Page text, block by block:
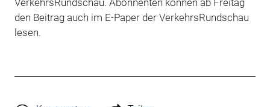
VerkehrsRundschau. Abonnenten können ab Freitag
den Beitrag auch im E-Paper der VerkehrsRundschau
lesen.